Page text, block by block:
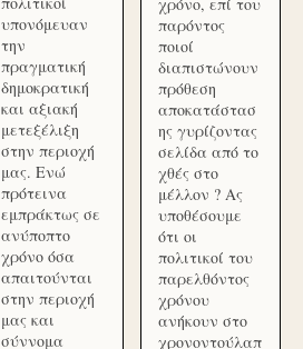
υπονόμευαν
την
πραγματική
δημοκρατική
και αξιακή
μετεξέλιξη
στην περιοχή
μας. Ενώ
πρότεινα
εμπράκτως σε
ανύποπτο
χρόνο όσα
απαιτούνται
στην περιοχή
μας και
σύννομα
παρόντος
ποιοί
διαπιστώνουν
πρόθεση
αποκατάστασ
ης γυρίζοντας
σελίδα από το
χθές στο
μέλλον ? Ας
υποθέσουμε
ότι οι
πολιτικοί του
παρελθόντος
χρόνου
ανήκουν στο
χρονοντούλαπ